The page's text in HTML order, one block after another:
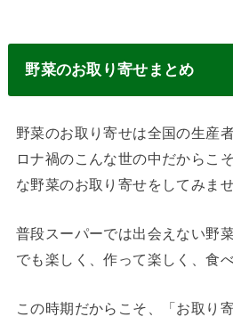
野菜のお取り寄せまとめ
野菜のお取り寄せは全国の生産
ロナ禍のこんな世の中だからこ
な野菜のお取り寄せをしてみま
普段スーパーでは出会えない野
でも楽しく、作って楽しく、食
この時期だからこそ、「お取り